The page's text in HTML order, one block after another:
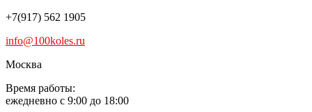
+7(917) 562 1905
info@100koles.ru
Москва
Время работы:
ежедневно с 9:00 до 18:00